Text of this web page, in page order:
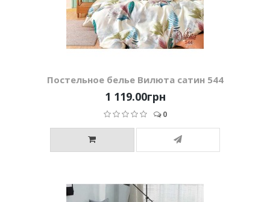
Постельное белье Вилюта сатин 544
1 119.00грн
0